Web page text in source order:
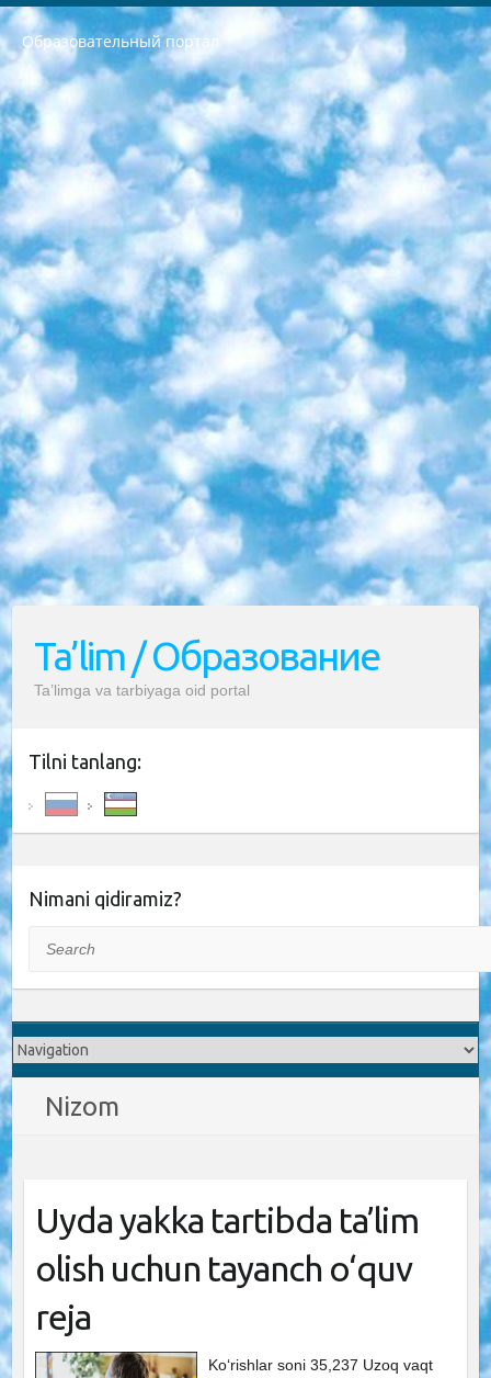
Образовательный портал
РЕСПУБЛИКА УЗБЕКИСТАН МИНИСТРЕРСТВО ДОШКОЛЬНОГО И ШКОЛЬНОГО ОБРАЗОВАНИЯ КОМАНДА в общеобразовательных учреждениях в 2023-2024 учебном году организация и проведение итоговой государственной аттестации обучающихся о Министра дошкольного и школьного образования Республики Узбекистан от 4 марта 2008 года (постановлением Минюста от 20 марта 2008 года № 1778 государственной регистрации) «Итоговое состояние учащихся общего среднего образования на основании положения об утверждении положения об аттестации общего среднего образования выпускной экзамен студентов в образовательных учреждениях в 2023-2024 учебном году В целях организации и прохождения аттестации приказываю: 1. Следующее: перечень предметов, по которым будет проводиться итоговая государственная аттестация и экзамен формы перевода согласно приложению 1; сертификаты международного образца, оценивающие уровень владения иностранными языками перечень согласно приложению 2; 2. Педагогический при специализированных образовательных учреждениях. научно-практический центр квалификации и международной оценки (Д.Давидова) 2024 г. До 25 марта: задания по предметам, по которым будет проводиться итоговая аттестация разработка и утверждение технических условий; итоговая аттестация на основании разработанного предметного задания разработка вопросов по предметам (устно и письменно), экзамен передача; общеобразовательные средние школы и специальные учебные заведения учащиеся выпускных классов школ и интернатов в агентской системе подготовка базы данных экзаменационных материалов и критериев оценки; перевод базы экзаменационных материалов на все языки обучения подать в Республиканский образовательный центр для изготовления; варианты экзаменов на основе разработанных контрольных материалов пусть будут поставлены задачи формирования. 3. Республиканский образовательный центр (Ш.Худайкулов) до 5 апреля 2024 года. до: база данных предоставленных экзаменационных материалов на все языки обучения перевод и экспертиза; для слепых, слабовидящих, глухих, слабослышащих и умственно отсталых детей учащиеся выпускных классов специализированных школ и школ-интернатов база данных экзаменационных материалов на всех преподаваемых языках подготовка критериев оценки; специализированные школы для умственно отсталых детей и технологии для учащихся выпускных классов школ-интернатов разработка соответствующих рекомендаций и критериев проведения ЕГЭ по естествознанию давать задания. 4. Педагогический при специализированных образовательных учреждениях. Научно-практический центр навыков и международной оценки (Д.Давидова), Республика образовательный центр (Худайкулов Ш.) итоговый государственный аттестационный экзамен ориентирован на творческое и логическое мышление при подготовке базы материалов учитывать введение заданий. 5. Следует отметить, что: сертификат государственного образца о знании общеобразовательного предмета и как минимум национальный уровень B1 по предметам на иностранных языках, указанным в Приложении 2. или международно признанный сертификат эквивалентного уровня студенты, изучающие определенный предмет, освобождаются от экзамена; по соответствующим предметам запланирована итоговая государственная аттестация за день до дня, путем жеребьевки Рабочей группой (в письменной форме по предметам, проводимым в форме) из числа сформированных вариантов выбрано 2 варианта; 2 выбранных варианта экзамена анонсированы на официальном сайте министерства и все выпускники по всей стране на основе этих вариантов проводит итоговую государственную аттестацию. 6. Государственное образование учащихся средних общеобразовательных учреждений. знания в соответствии с квалификационными требованиями, которые необходимо приобрести на основании стандартов итоговый (выпускной) контроль для 9 и 11 классов в целях тестирования Экзамены (далее – экзамены) состоят из предметов, перечисленных в приложении 1. будет сделано. 7. Экзамены пройдут с 26 мая по 15 июня 2024 г. (кроме науки физического воспитания). 8. Физическая для учащихся 9 классов общесредних образовательных учреждений. Экзамены по предмету «Образование, квалификация медицина» 1-6 мая 2024 года. сотрудники перевести под присмотр (с отклонениями в физическом или умственном развитии) специализированная школа для детей, школы-интернаты и со сколиозом школы-интернаты санаторного типа для больных детей исключены). 9. Он был слепым, слабовидящим и имел нарушения опорно-двигательного аппарата. экзамены в специализированных школах и интернатах для детей должны проводиться исходя из требований, предъявляемых к общеобразовательным учреждениям (физкультура кроме науки). 10. Специализированная школа для глухих и слабослышащих детей. и экзамены в интернатах и быть реализован в виде письменного теста по математике. 11. Специальность для умственно отсталых детей. Для 9 класса Родной язык и литературное письмо Государственный язык (язык обучения – узбекский). для неклассов) написано Математическое письмо Письменная/устная история Узбекистана Физическое воспитание практично Итоговый контроль Для 11 класса Написание родного языка и литературы (эссе) Математическое письмо Узбекский язык (обучение на узбекском языке) не посещающее общее среднее образование для учреждений)/Образовательное учреждение выбор письменный и устный Иностранный язык письменный/устный Письменная/устная история Узбекистана *По выбору студента:  Химия  Физика  Основы государственного права  География 10 бесплатных образовательных ресурсов - Мы составили подборку онлайн-проектов с интерактивными упражнениями, видеолекциями и статьями. Они помогут вам обрести новые и освежить старые знания бесплатно. 1. «ИНТУИТ» Старейшая образовательная площадка Рунета. Здесь вы найдёте сотни текстовых и видеокурсов на десятки различных тем — от программирования до психологии. Многие курсы подготовлены российскими университетами и крупными международными компаниями вроде Intel и Microsoft. Самостоятельное обучение бесплатное, но желающие могут оплатить услуги персональных наставников. 2. «Смартия» знакомит с актуальными профессиями и подсказывает, как им обучаться. Выбрав заинтересовавшую вас специальность — SMM-специалист, фотограф, веб-дизайнер или другую, — увидите список необходимых для неё умений. Чтобы вы могли освоить их самостоятельно, для каждого умения площадка отображает подборку ссылок на учебные материалы. Хотя «Смартия» ориентируется на русскоязычную аудиторию, часть контента всё же доступна только на английском. 3. «Лекторий Физтеха» Проект Московского физико-технического института (Физтеха). С его помощью вы можете смотреть онлайн серии лекций, записанные на видео в этом вузе. В числе доступных предметов — физика, биология, химия, информационные технологии и другие. К некоторым лекциям администрация ресурса прилагает готовые конспекты, которые можно скачивать в PDF-формате. 4. ITMOcourses Онлайн-площадка Санкт-Петербургского национального исследовательского университета информационных технологий, механики и оптики (ИТМО). Ресурс предоставляет свободный доступ к курсам, разработанным в этом вузе. Каталог материалов разбит на четыре категории: «Оптические системы и технологии», «Приборостроение и робототехника», «Информационные технологии» и «Биотехнологии». Курсы состоят из видеолекций, интерактивных демонстраций и заданий. 5. «КиберЛенинка» Электронная научная библиотека открытого доступа. Каталог площадки регулярно обрастает текстами статей из различных научных изданий. Сгруппированные по журналам и рубрикам публикации можно читать онлайн или скачивать целиком в PDF-формате. Проект нацелен на популяризацию науки за счёт открытого доступа к качественной информации. 6. «ПостНаука» На этом ресурсе публикуют подборки видеолекций, составленные экспертами из разных отраслей и объединённые общими темами. Среди них, к примеру, есть серии «Биоинформатика и геномика», «Культура средневековой Скандинавии» и Cinema Studies о теории кино. Каждая подборка лекций — логически связанная история, рассказанная экспертом от первого лица. Кроме того, на сайте появляются научно-образовательные статьи и тесты на разные темы. 7. «Newочём» Команда проекта «Newочём» отбирает самые интересные тексты из англоязычных СМИ и переводит те из них, за которые голосуют участники сообщества «ВКонтакте». По большей части это научно-популярные статьи. Редакторы придумывают лишь заголовки, в остальном содержание переводов соответствует оригиналам. Полные тексты можно читать прямо в социальной сети. 8. InternetUrok Онлайн-база материалов по основным дисциплинам школьной программы. Информация на сайте структурирована по классам, предметам и темам (урокам). Каждый урок состоит из видеолекций и конспектов. Есть также интерактивные тренажёры и тесты для закрепления пройденного материала. Даже если вы давно окончили школу, возможность повторить программу старших классов всегда может пригодиться. 9. Edutainme Ещё один ресурс об образовании. В отличие от Newtonew, как мне кажется, Edutainme больше ориентируется на представителей индустрии: педагогов, предпринимателей, разработчиков образовательных проектов. Но и любой, кто просто стремится к саморазвитию, найдёт на сайте много полезного и интересного для себя. Например, информацию о новых курсах и образовательных сервисах. 10. Newtonew Онлайн-медиа об образовании и обучении в широком смысле. Авторы Newtonew пишут об инструментах, заведениях, тактиках и стратегиях, которые помогают учить других и получать новые знания самостоятельно. На этой площадке вы найдёте новости, обзоры, аналитические мат
Ta’lim / Образование
Ta’limga va tarbiyaga oid portal
Tilni tanlang:
Nimani qidiramiz?
Nizom
Uyda yakka tartibda ta’lim
olish uchun tayanch o‘quv
reja
Ko‘rishlar soni 35,237 Uzoq vaqt